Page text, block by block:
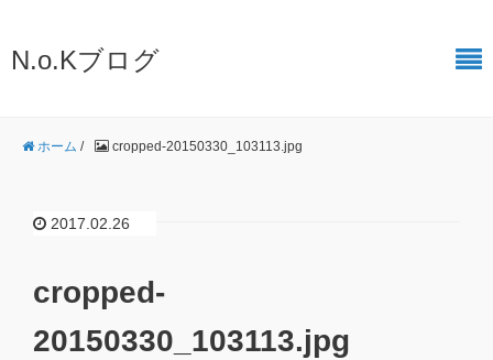
N.o.Kブログ
ホーム / cropped-20150330_103113.jpg
2017.02.26
cropped-
20150330_103113.jpg